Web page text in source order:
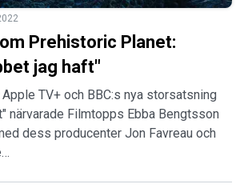
Prehistoric Planet:
jag haft"
TV+ och BBC:s nya storsatsning
närvarade Filmtopps Ebba Bengtsson
dess producenter Jon Favreau och